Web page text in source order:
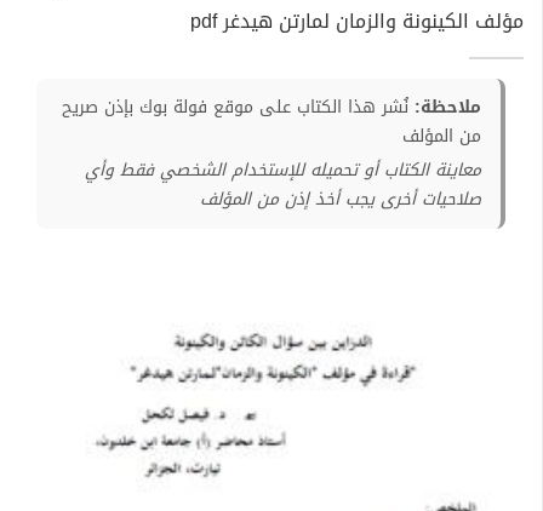
مؤلف الكينونة والزمان لمارتن هيدغر pdf
ملاحظة: نُشر هذا الكتاب على موقع فولة بوك بإذن صريح
من المؤلف
معاينة الكتاب أو تحميله للإستخدام الشخصي فقط وأي
صلاحيات أخرى يجب أخذ إذن من المؤلف